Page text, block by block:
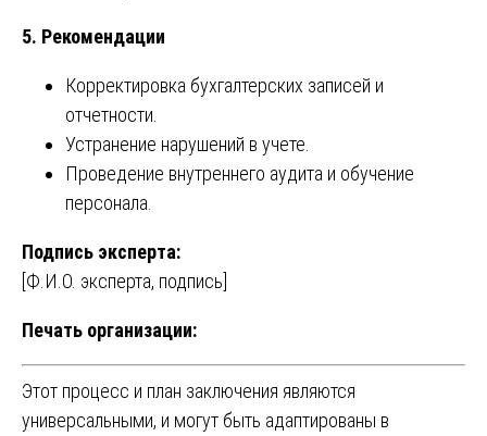
5. Рекомендации
Корректировка бухгалтерских записей и
отчетности.
Устранение нарушений в учете.
Проведение внутреннего аудита и обучение
персонала.
Подпись эксперта:
[Ф.И.О. эксперта, подпись]
Печать организации:
Этот процесс и план заключения являются
универсальными, и могут быть адаптированы в